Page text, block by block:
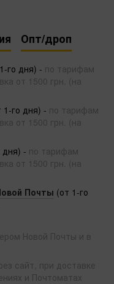
Опт/дроп
го дня) - по тарифам
от 1500 грн. (на
1-го дня) - по тарифам
от 1500 грн. (на
дня) - по тарифам
от 1500 грн. (на
Почты (от 1-го
Новой Почты и в
сайт, при доставке
и Почтоматах